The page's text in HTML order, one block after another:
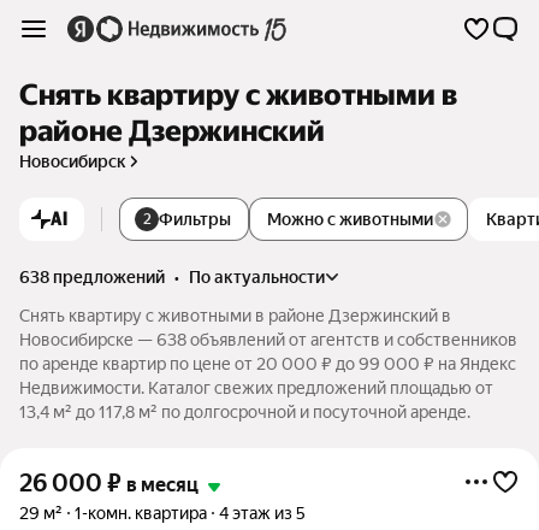
Снять квартиру с животными в
районе Дзержинский
Новосибирск
AI 2 Фильтры Можно с животными
638 предложений •
по актуальности
Снять квартиру с животными в районе Дзержинский в
Новосибирске — 638 объявлений от агентств и собственников
по аренде квартир по цене от 20 000 ₽ до 99 000 ₽ на Яндекс
Недвижимости. Каталог свежих предложений площадью от
13,4 м² до 117,8 м² по долгосрочной и посуточной аренде.
26 000 ₽ в месяц
29 м² 1-комн. квартира 4 этаж из 5